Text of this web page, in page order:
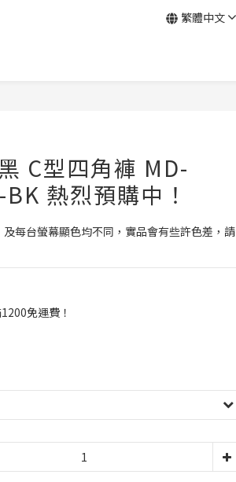
繁體中文
C型四角褲 MD-
熱烈預購中！
每台螢幕顯色均不同，實品會有些許色差，請
免運費！